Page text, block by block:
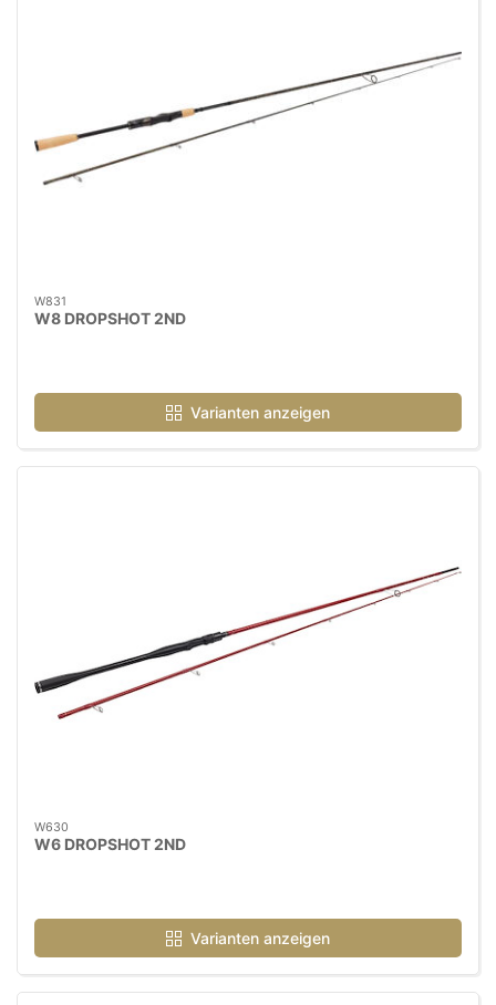
W831
W8 DROPSHOT 2ND
Varianten anzeigen
W630
W6 DROPSHOT 2ND
Varianten anzeigen